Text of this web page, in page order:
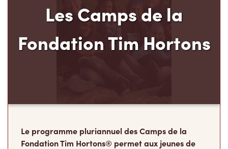
Les Camps de la
Fondation Tim Hortons
Le programme pluriannuel des Camps de la
Fondation Tim Hortons® permet aux jeunes de